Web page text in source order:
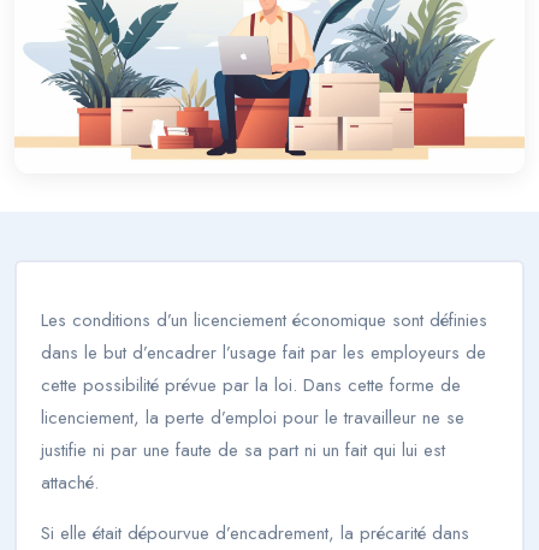
Les conditions d’un licenciement économique sont définies
dans le but d’encadrer l’usage fait par les employeurs de
cette possibilité prévue par la loi. Dans cette forme de
licenciement, la perte d’emploi pour le travailleur ne se
justifie ni par une faute de sa part ni un fait qui lui est
attaché.
Si elle était dépourvue d’encadrement, la précarité dans